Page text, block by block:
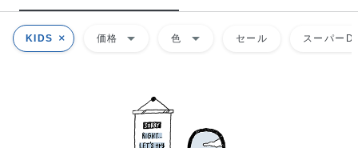
KIDS 価格 arrow_drop_down 色 arrow_drop_down セール スーパー